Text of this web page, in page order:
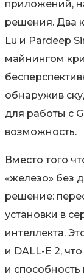
приложений,
решения. Два
Lu и Pardeep
майнингом
обнаружив
для работы с
возможность.
Вместо того
«железо» без
решение:
установки в
интеллекта.
и DALL-E 2,
и